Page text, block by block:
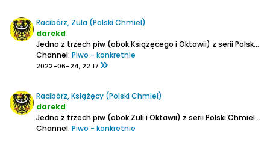
Racibórz, Zula (Polski Chmiel)
darekd
Jedno z trzech piw (obok Książęcego i Oktawii) z serii Polski Chmiel, która jest do dostania w Aldi.
Channel: Piwo - konkretnie
2022-06-24, 22:17
Racibórz, Książęcy (Polski Chmiel)
darekd
Jedno z trzech piw (obok Zuli i Oktawii) z serii Polski Chmiel, która jest do dostania w Aldi.
Channel: Piwo - konkretnie